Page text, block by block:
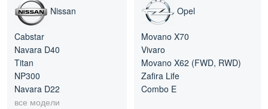
Nissan
Cabstar
Navara D40
Titan
NP300
Navara D22
все модели
Opel
Movano X70
Vivaro
Movano X62 (FWD, RWD)
Zafira Life
Combo E